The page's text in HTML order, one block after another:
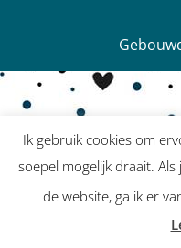
Ik gebruik cookies om
soepel mogelijk draait.
de website, ga ik er